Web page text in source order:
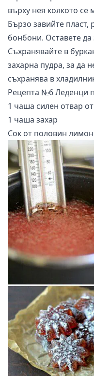
върху нея колкото
Бързо завийте пласт,
бонбони. Оставете
Съхранявайте в
захарна пудра, за да
съхранява в
Рецепта №6 Леденци
1 чаша силен отвар
1 чаша захар
Сок от половин лимон